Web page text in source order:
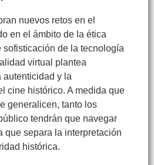
nuevos retos en el
en el ámbito de la ética
sofisticación de la tecnología
virtual plantea
autenticidad y la
cine histórico. A medida que
generalicen, tanto los
tendrán que navegar
que separa la interpretación
histórica.